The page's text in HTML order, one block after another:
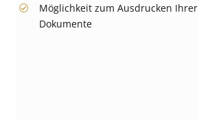
Möglichkeit zum Ausdrucken Ihrer
Dokumente